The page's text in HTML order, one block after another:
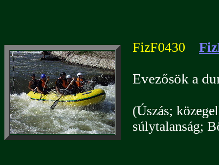
FizF0430
Evezősök a
(Úszás;
súlytalanság;